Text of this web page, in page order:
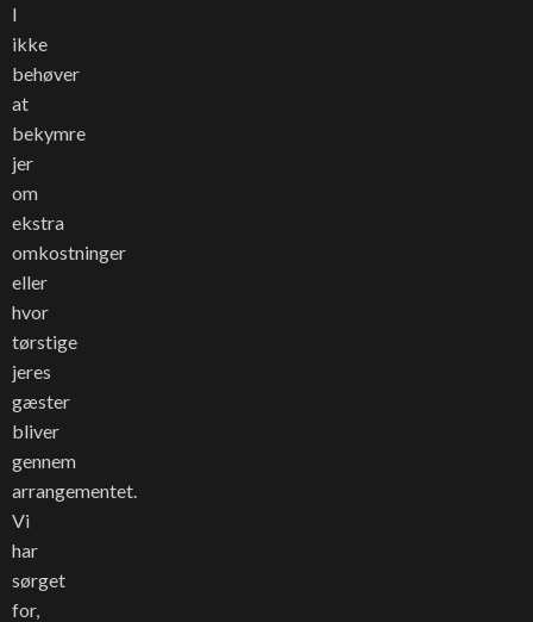
I
ikke
behøver
at
bekymre
jer
om
ekstra
omkostninger
eller
hvor
tørstige
jeres
gæster
bliver
gennem
arrangementet.
Vi
har
sørget
for,